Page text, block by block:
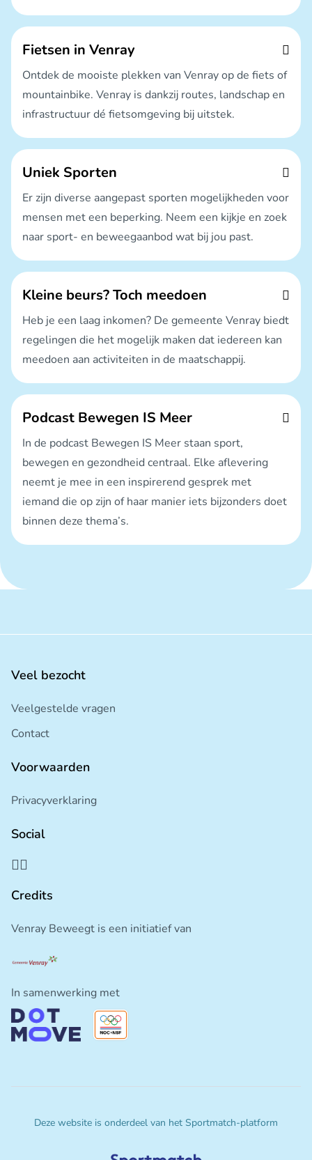
Fietsen in Venray
Ontdek de mooiste plekken van Venray op de fiets of
mountainbike. Venray is dankzij routes, landschap en
infrastructuur dé fietsomgeving bij uitstek.
Uniek Sporten
Er zijn diverse aangepast sporten mogelijkheden voor
mensen met een beperking. Neem een kijkje en zoek
naar sport- en beweegaanbod wat bij jou past.
Kleine beurs? Toch meedoen
Heb je een laag inkomen? De gemeente Venray biedt
regelingen die het mogelijk maken dat iedereen kan
meedoen aan activiteiten in de maatschappij.
Podcast Bewegen IS Meer
In de podcast Bewegen IS Meer staan sport,
bewegen en gezondheid centraal. Elke aflevering
neemt je mee in een inspirerend gesprek met
iemand die op zijn of haar manier iets bijzonders doet
binnen deze thema’s.
Veel bezocht
Veelgestelde vragen
Contact
Voorwaarden
Privacyverklaring
Social
Credits
Venray Beweegt is een initiatief van
In samenwerking met
Deze website is onderdeel van het Sportmatch-platform